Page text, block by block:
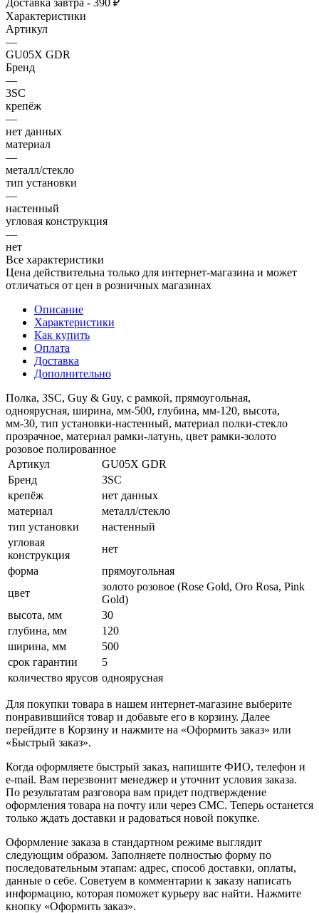
Характеристики
Артикул
—
GU05X GDR
Бренд
—
3SC
крепёж
—
нет данных
материал
—
металл/стекло
тип установки
—
настенный
угловая конструкция
—
нет
Все характеристики
Цена действительна только для интернет-магазина и может
отличаться от цен в розничных магазинах
Описание
Характеристики
Как купить
Оплата
Доставка
Дополнительно
Полка, 3SC, Guy & Guy, с рамкой, прямоугольная,
одноярусная, ширина, мм-500, глубина, мм-120, высота,
мм-30, тип установки-настенный, материал полки-стекло
прозрачное, материал рамки-латунь, цвет рамки-золото
розовое полированное
Артикул
GU05X GDR
Бренд
3SC
крепёж
нет данных
материал
металл/стекло
тип установки
настенный
угловая
конструкция
нет
форма
прямоугольная
цвет
золото розовое (Rose Gold, Oro Rosa, Pink
Gold)
высота, мм
30
глубина, мм
120
ширина, мм
500
срок гарантии
5
количество ярусов одноярусная
Для покупки товара в нашем интернет-магазине выберите
понравившийся товар и добавьте его в корзину. Далее
перейдите в Корзину и нажмите на «Оформить заказ» или
«Быстрый заказ».
Когда оформляете быстрый заказ, напишите ФИО, телефон и
e-mail. Вам перезвонит менеджер и уточнит условия заказа.
По результатам разговора вам придет подтверждение
оформления товара на почту или через СМС. Теперь останется
только ждать доставки и радоваться новой покупке.
Оформление заказа в стандартном режиме выглядит
следующим образом. Заполняете полностью форму по
последовательным этапам: адрес, способ доставки, оплаты,
данные о себе. Советуем в комментарии к заказу написать
информацию, которая поможет курьеру вас найти. Нажмите
кнопку «Оформить заказ».